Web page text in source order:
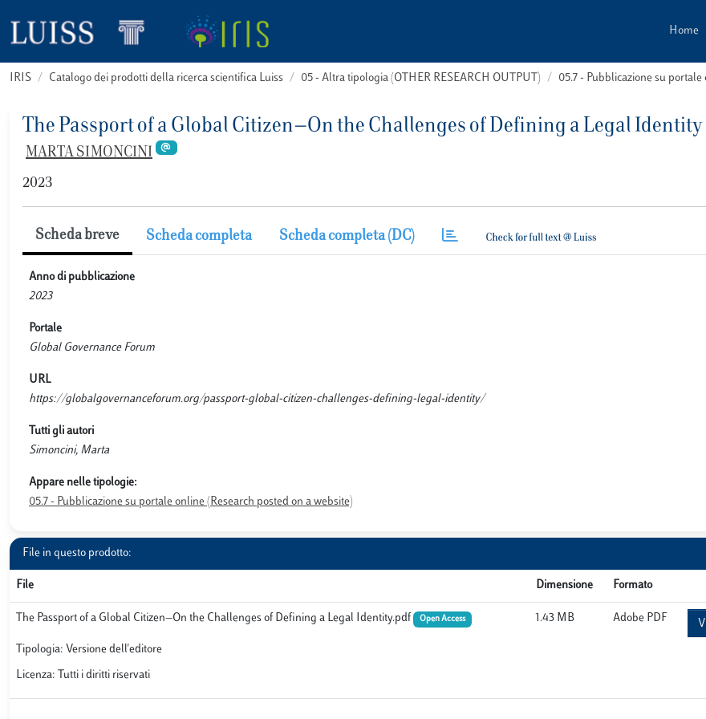
Home
IRIS Catalogo dei prodotti della ricerca scientifica Luiss 05 - Altra tipologia (OTHER RESEARCH OUTPUT) 05.7 - Pubblicazione su
The Passport of a Global Citizen—On the Challenges of Defining a Legal Identity
MARTA SIMONCINI
2023
Scheda breve Scheda completa Scheda completa (DC)
Anno di pubblicazione
2023
Portale
Global Governance Forum
URL
https://globalgovernanceforum.org/passport-global-citizen-challenges-defining-legal-identity/
Tutti gli autori
Simoncini, Marta
Appare nelle tipologie:
05.7 - Pubblicazione su portale online (Research posted on a website)
File in questo prodotto:
File Dimensione Formato
The Passport of a Global Citizen—On the Challenges of Defining a Legal Identity.pdf Open Access
Tipologia: Versione dell'editore
Licenza: Tutti i diritti riservati
1.43 MB Adobe PDF